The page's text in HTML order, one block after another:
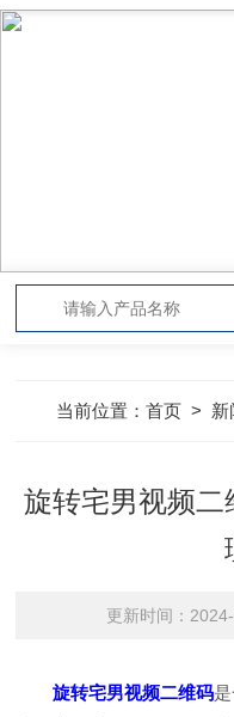
当前位置：首页 > 新
旋转宅男视频二
更新时间：
旋转宅男视频二维码